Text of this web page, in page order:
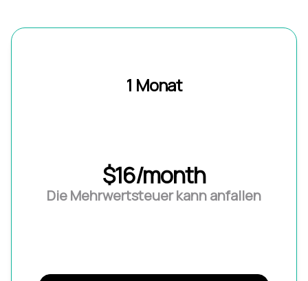
1 Monat
$16/month
Die Mehrwertsteuer kann anfallen